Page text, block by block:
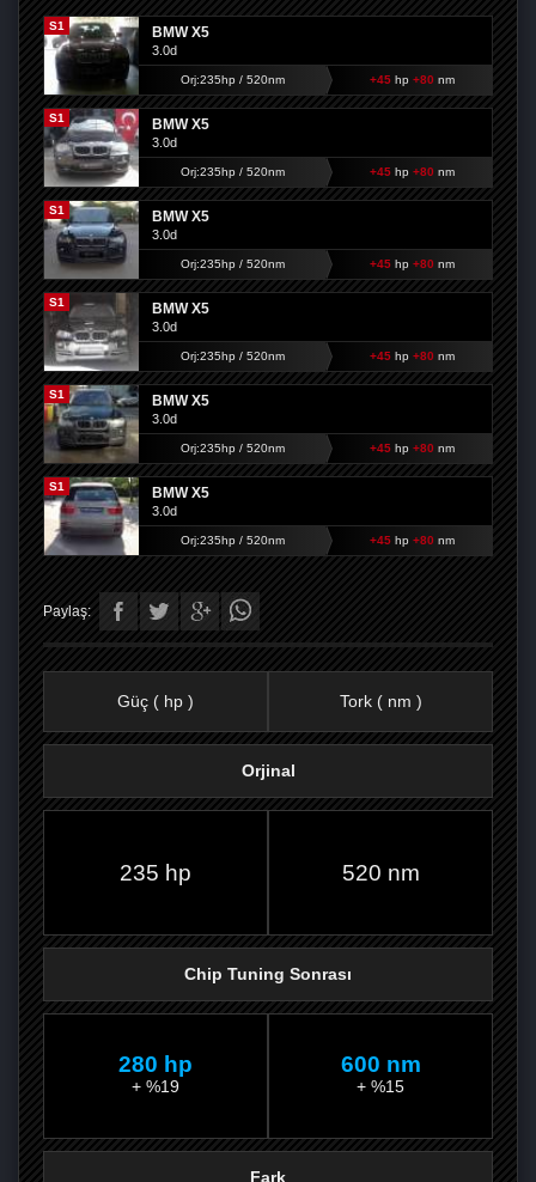
S1 BMW X5
3.0d
Orj:235hp / 520nm +45hp +80 nm
S1 BMW X5
3.0d
Orj:235hp / 520nm +45hp +80 nm
S1 BMW X5
3.0d
Orj:235hp / 520nm +45hp +80 nm
S1 BMW X5
3.0d
Orj:235hp / 520nm +45hp +80 nm
S1 BMW X5
3.0d
Orj:235hp / 520nm +45hp +80 nm
S1 BMW X5
3.0d
Orj:235hp / 520nm +45hp +80 nm
Paylaş:
Güç ( hp ) Tork ( nm )
Orjinal
235 hp 520 nm
Chip Tuning Sonrası
280 hp
+ %19
600 nm
+ %15
Fark